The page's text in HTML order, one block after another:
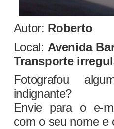
Autor: Roberto
Local:Avenida
Transporte
Fotografou
indignante?
Envie para o e-
com o seu nome e